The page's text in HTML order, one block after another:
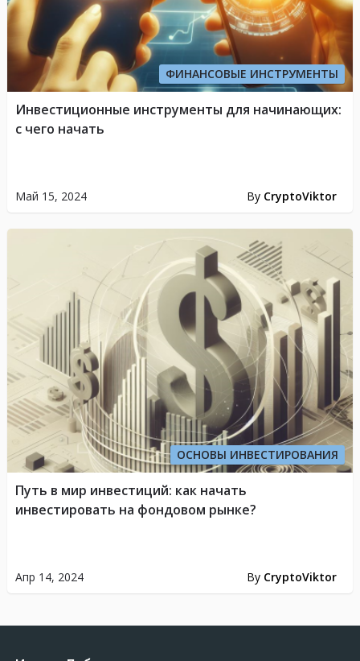
ФИНАНСОВЫЕ ИНСТРУМЕНТЫ
Май 15, 2024 By CryptoViktor
Инвестиционные инструменты для начинающих:
с чего начать
ОСНОВЫ ИНВЕСТИРОВАНИЯ
Апр 14, 2024 By CryptoViktor
Путь в мир инвестиций: как начать
инвестировать на фондовом рынке?